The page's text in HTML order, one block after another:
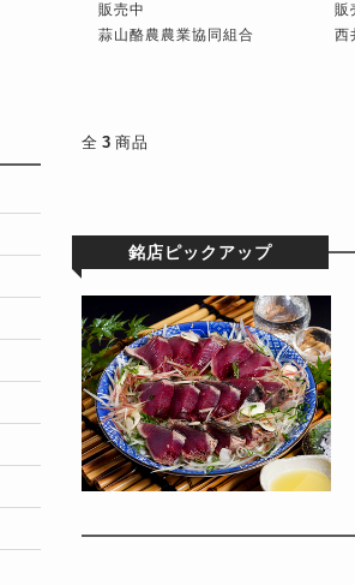
販売中
蒜山酪農農業協同組合
販
西
全 3 商品
銘店ピックアップ